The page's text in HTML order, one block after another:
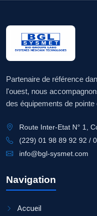
Partenaire de référence
l'ouest, nous
des équipements de
Route Inter-Etat N° 1,
(229) 01 98 89 92 92 /
info@bgl-sysmet.com
Navigation
Accueil